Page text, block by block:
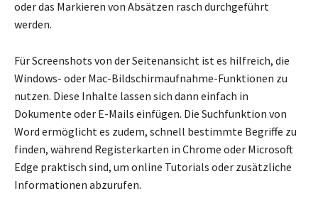
oder das Markieren von Absätzen rasch durchgeführt
werden.
Für Screenshots von der Seitenansicht ist es hilfreich, die
Windows- oder Mac-Bildschirmaufnahme-Funktionen zu
nutzen. Diese Inhalte lassen sich dann einfach in
Dokumente oder E-Mails einfügen. Die Suchfunktion von
Word ermöglicht es zudem, schnell bestimmte Begriffe zu
finden, während Registerkarten in Chrome oder Microsoft
Edge praktisch sind, um online Tutorials oder zusätzliche
Informationen abzurufen.